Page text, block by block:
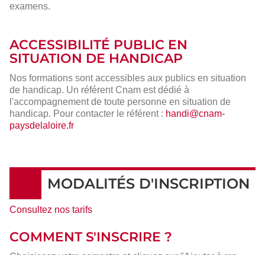
examens.
ACCESSIBILITÉ PUBLIC EN
SITUATION DE HANDICAP
Nos formations sont accessibles aux publics en situation
de handicap. Un référent Cnam est dédié à
l'accompagnement de toute personne en situation de
handicap. Pour contacter le référent : handi@cnam-
paysdelaloire.fr
MODALITÉS D'INSCRIPTION
Consultez nos tarifs
COMMENT S'INSCRIRE ?